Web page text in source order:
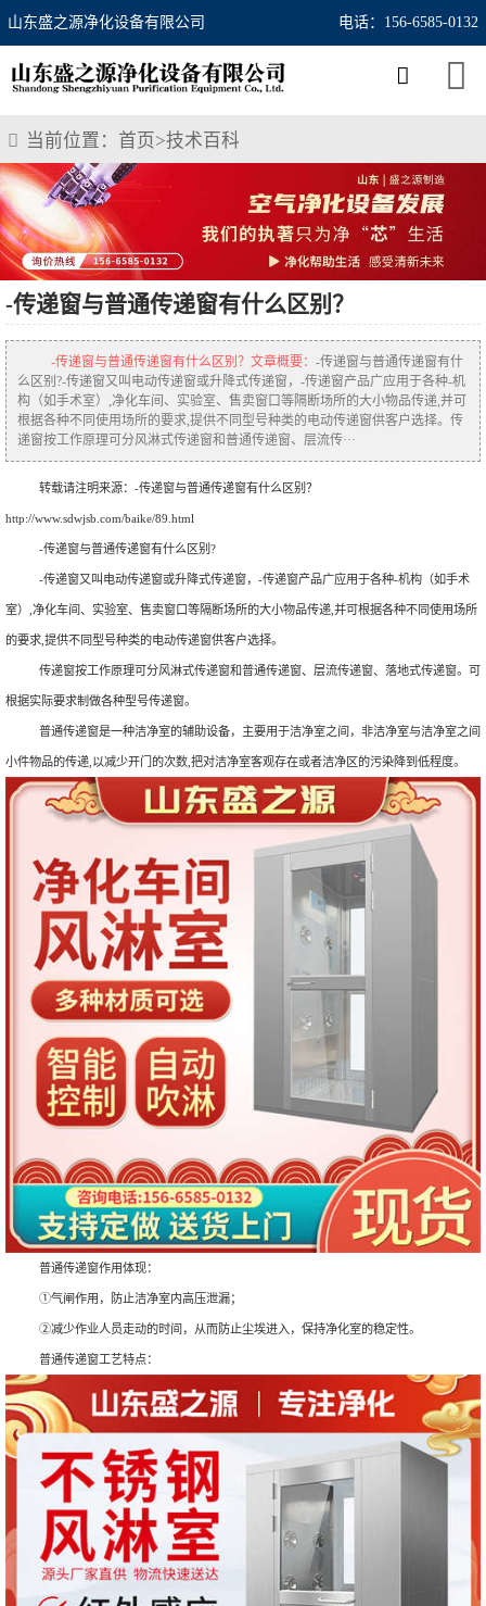
山东盛之源净化设备有限公司 电话：156-6585-0132
当前位置： 首页>技术百科
-传递窗与普通传递窗有什么区别？
-传递窗与普通传递窗有什么区别？文章概要： -传递窗与普通传递窗有什
么区别?-传递窗又叫电动传递窗或升降式传递窗，-传递窗产品广应用于各种-机
构（如手术室）,净化车间、实验室、售卖窗口等隔断场所的大小物品传递,并可
根据各种不同使用场所的要求,提供不同型号种类的电动传递窗供客户选择。传
递窗按工作原理可分风淋式传递窗和普通传递窗、层流传···
转载请注明来源： -传递窗与普通传递窗有什么区别？
http://www.sdwjsb.com/baike/89.html
-传递窗与普通传递窗有什么区别?
-传递窗又叫电动传递窗或升降式传递窗，-传递窗产品广应用于各种-机构（如手术
室）,净化车间、实验室、售卖窗口等隔断场所的大小物品传递,并可根据各种不同使用场所
的要求,提供不同型号种类的电动传递窗供客户选择。
传递窗按工作原理可分风淋式传递窗和普通传递窗、层流传递窗、落地式传递窗。可
根据实际要求制做各种型号传递窗。
普通传递窗是一种洁净室的辅助设备，主要用于洁净室之间，非洁净室与洁净室之间
小件物品的传递,以减少开门的次数,把对洁净室客观存在或者洁净区的污染降到低程度。
普通传递窗作用体现：
①气闸作用，防止洁净室内高压泄漏；
②减少作业人员走动的时间，从而防止尘埃进入，保持净化室的稳定性。
普通传递窗工艺特点：